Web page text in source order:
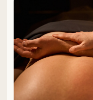
тела
от 60 минут / от 5600 ₽